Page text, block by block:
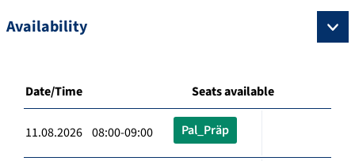
Availability
Date/Time Seats available
11.08.2026 08:00-09:00 Pal_Präp